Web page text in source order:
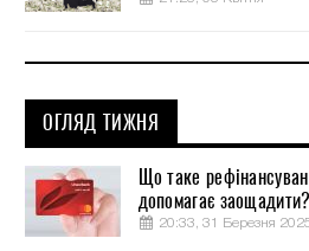
ОГЛЯД ТИЖНЯ
Що таке
допомагає заощадити?
20:33, 31 Березня